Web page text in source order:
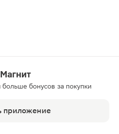
больше бонусов за покупки
приложение